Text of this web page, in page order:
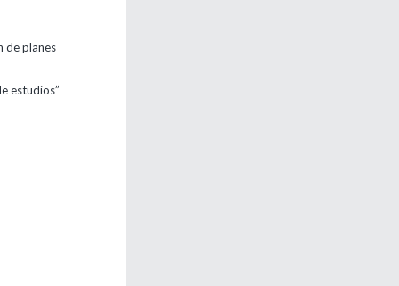
de planes
estudios”